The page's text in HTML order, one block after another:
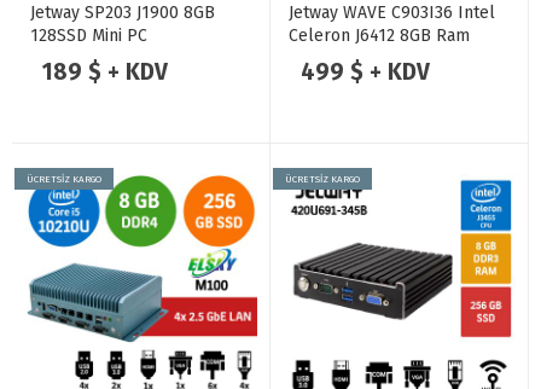
Jetway SP203 J1900 8GB
128SSD Mini PC
189 $ + KDV
Jetway WAVE C903I36 Intel
Celeron J6412 8GB Ram
256GB SSD 6 Port POE
2.5GbE Lan Endüstriyel
499 $ + KDV
ÜCRETSİZ KARGO ÜCRETSİZ KARGO